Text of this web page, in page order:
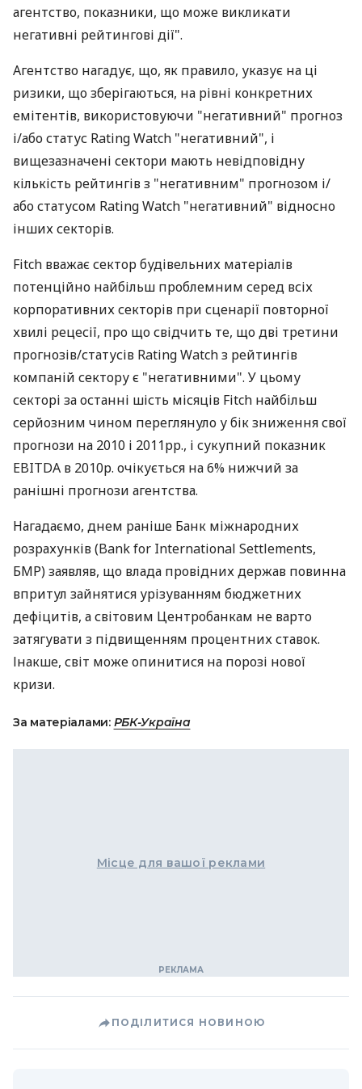
агентство, показники, що може викликати
негативні рейтингові дії".
Агентство нагадує, що, як правило, указує на ці
ризики, що зберігаються, на рівні конкретних
емітентів, використовуючи "негативний" прогноз
і/або статус Rating Watch "негативний", і
вищезазначені сектори мають невідповідну
кількість рейтингів з "негативним" прогнозом і/
або статусом Rating Watch "негативний" відносно
інших секторів.
Fitch вважає сектор будівельних матеріалів
потенційно найбільш проблемним серед всіх
корпоративних секторів при сценарії повторної
хвилі рецесії, про що свідчить те, що дві третини
прогнозів/статусів Rating Watch з рейтингів
компаній сектору є "негативними". У цьому
секторі за останні шість місяців Fitch найбільш
серйозним чином переглянуло у бік зниження свої
прогнози на 2010 і 2011рр., і сукупний показник
EBITDA в 2010р. очікується на 6% нижчий за
ранішні прогнози агентства.
Нагадаємо, днем раніше Банк міжнародних
розрахунків (Bank for International Settlements,
БМР) заявляв, що влада провідних держав повинна
впритул зайнятися урізуванням бюджетних
дефіцитів, а світовим Центробанкам не варто
затягувати з підвищенням процентних ставок.
Інакше, світ може опинитися на порозі нової
кризи.
За матеріалами: РБК-Україна
Місце для вашої реклами
ПОДІЛИТИСЯ НОВИНОЮ